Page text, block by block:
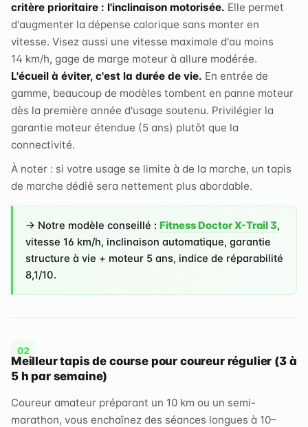
critère prioritaire : l'inclinaison motorisée. Elle permet
d'augmenter la dépense calorique sans monter en
vitesse. Visez aussi une vitesse maximale d'au moins
14 km/h, gage de marge moteur à allure modérée.
L'écueil à éviter, c'est la durée de vie. En entrée de
gamme, beaucoup de modèles tombent en panne moteur
dès la première année d'usage soutenu. Privilégier la
garantie moteur étendue (5 ans) plutôt que la
connectivité.
À noter : si votre usage se limite à de la marche, un tapis
de marche dédié sera nettement plus abordable.
→ Notre modèle conseillé :Fitness Doctor X-Trail 3,
vitesse 16 km/h, inclinaison automatique, garantie
structure à vie + moteur 5 ans, indice de réparabilité
8,1/10.
Meilleur tapis de course pour coureur régulier (3 à
5 h par semaine)
Coureur amateur préparant un 10 km ou un semi-
marathon, vous enchaînez des séances longues à 10–